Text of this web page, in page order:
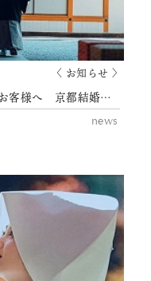
〈 お知らせ 〉
お二人だけのご結婚式をお考えのお客様へ 京都結婚式 TANAN丹庵
news